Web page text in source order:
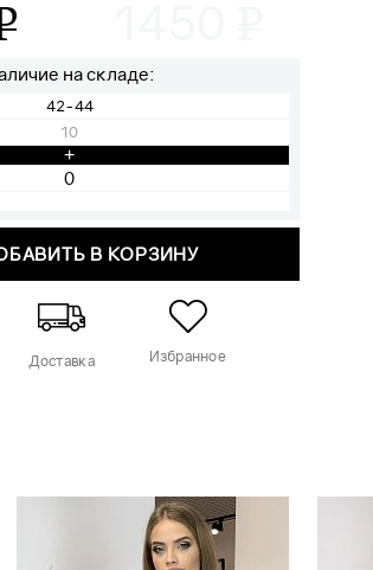
на складе:
42-44
10
+
В КОРЗИНУ
Доставка Избранное